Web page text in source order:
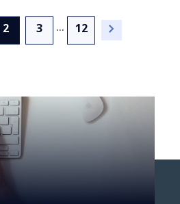
clínica ganha
a Portugal
2(current)
3 ... 12